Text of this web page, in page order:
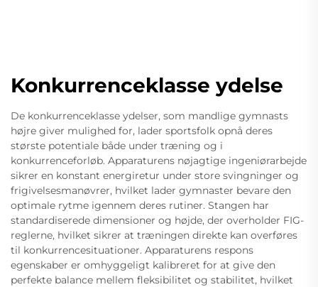
Konkurrenceklasse ydelse
De konkurrenceklasse ydelser, som mandlige gymnasts
højre giver mulighed for, lader sportsfolk opnå deres
største potentiale både under træning og i
konkurrenceforløb. Apparaturens nøjagtige ingeniørarbejde
sikrer en konstant energiretur under store svingninger og
frigivelsesmanøvrer, hvilket lader gymnaster bevare den
optimale rytme igennem deres rutiner. Stangen har
standardiserede dimensioner og højde, der overholder FIG-
reglerne, hvilket sikrer at træningen direkte kan overføres
til konkurrencesituationer. Apparaturens respons
egenskaber er omhyggeligt kalibreret for at give den
perfekte balance mellem fleksibilitet og stabilitet, hvilket